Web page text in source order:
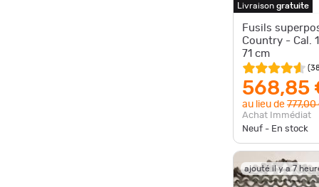
Livraison gratuite
Fusils
Country - Cal.
71 cm
(
568,85
au lieu de 777,00
Achat Immédiat
Neuf - En stock
ajouté il y a 7